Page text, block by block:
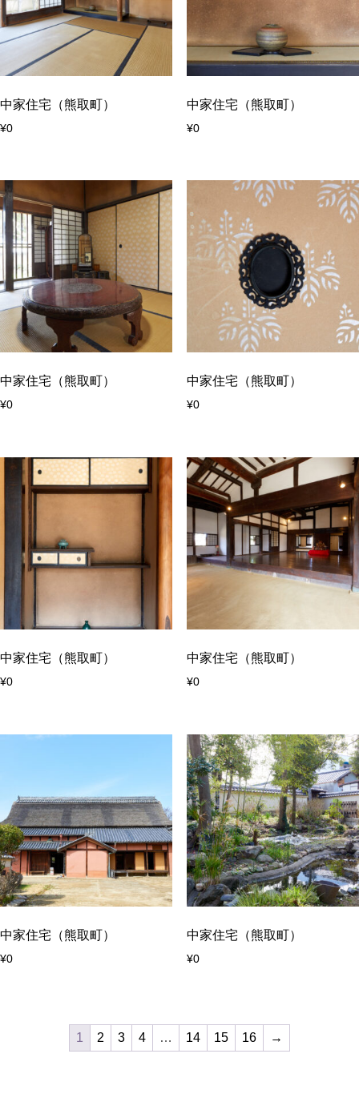
中家住宅（熊取町）
¥0
中家住宅（熊取町）
¥0
中家住宅（熊取町）
¥0
中家住宅（熊取町）
¥0
中家住宅（熊取町）
¥0
中家住宅（熊取町）
¥0
中家住宅（熊取町）
¥0
中家住宅（熊取町）
¥0
1 2 3 4 … 14 15 16 →